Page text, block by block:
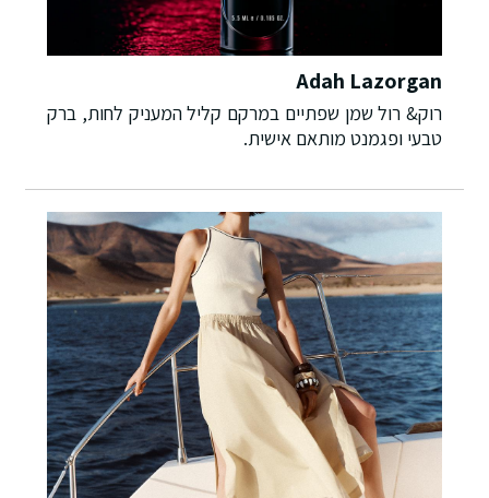
Adah Lazorgan
רוק& רול שמן שפתיים במרקם קליל המעניק לחות, ברק
טבעי ופגמנט מותאם אישית.